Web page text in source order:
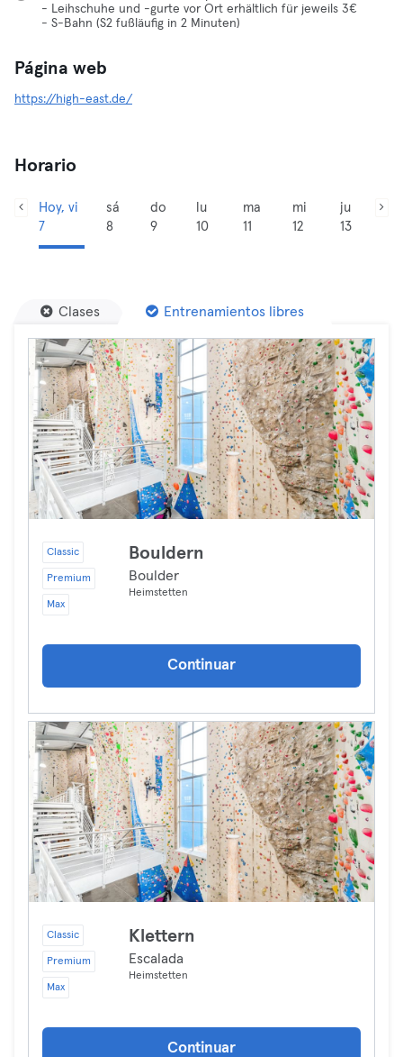
- Leihschuhe und -gurte vor Ort erhältlich für jeweils 3€
- S-Bahn (S2 fußläufig in 2 Minuten)
Página web
https://high-east.de/
Horario
Hoy, vi
7
sá
8
do
9
lu
10
ma
11
mi
12
ju
13
Clases Entrenamientos libres
Classic
Premium
Max
Bouldern
Boulder
Heimstetten
Continuar
Classic
Premium
Max
Klettern
Escalada
Heimstetten
Continuar